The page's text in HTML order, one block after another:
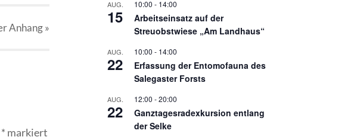
Anhang»
* markiert
AUG.
15
10:00 - 14:00
Arbeitseinsatz auf der
Streuobstwiese „Am Landhaus“
AUG.
22
10:00 - 14:00
Erfassung der Entomofauna des
Salegaster Forsts
AUG.
22
12:00 -20:00
Ganztagesradexkursion entlang
der Selke